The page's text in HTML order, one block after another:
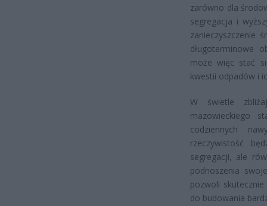
zarówno dla
segregacja i
zanieczyszczenie
długoterminowe
może więc stać
kwestii odpadów i
W świetle
mazowieckiego
codziennych
rzeczywistość
segregacji, ale
podnoszenia
pozwoli
do budowania